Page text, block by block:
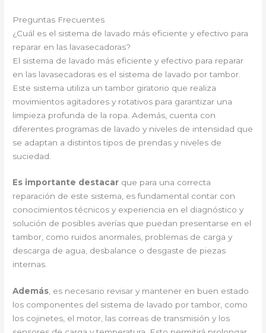
Preguntas Frecuentes
¿Cuál es el sistema de lavado más eficiente y efectivo para
reparar en las lavasecadoras?
El sistema de lavado más eficiente y efectivo para reparar
en las lavasecadoras es el sistema de lavado por tambor.
Este sistema utiliza un tambor giratorio que realiza
movimientos agitadores y rotativos para garantizar una
limpieza profunda de la ropa. Además, cuenta con
diferentes programas de lavado y niveles de intensidad que
se adaptan a distintos tipos de prendas y niveles de
suciedad.
Es importante destacar que para una correcta
reparación de este sistema, es fundamental contar con
conocimientos técnicos y experiencia en el diagnóstico y
solución de posibles averías que puedan presentarse en el
tambor, como ruidos anormales, problemas de carga y
descarga de agua, desbalance o desgaste de piezas
internas.
Además, es necesario revisar y mantener en buen estado
los componentes del sistema de lavado por tambor, como
los cojinetes, el motor, las correas de transmisión y los